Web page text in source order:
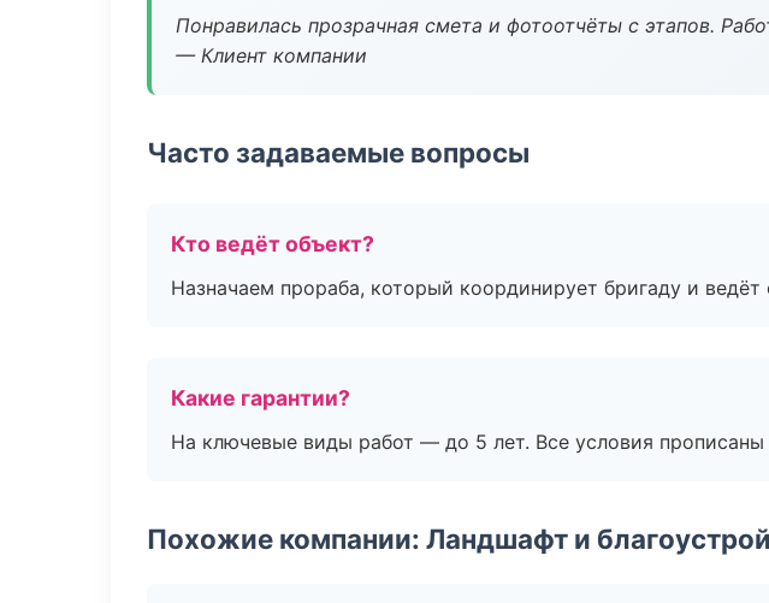
Понравилась прозрачная смета и фотоотчёты с этапов.
— Клиент компании
Часто задаваемые вопросы
Кто ведёт объект?
Назначаем прораба, который координирует бригаду и ведёт
Какие гарантии?
На ключевые виды работ — до 5 лет. Все условия прописаны
Похожие компании: Ландшафт и